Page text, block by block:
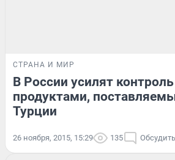
СТРАНА И МИР
В России усилят
продуктами,
Турции
26 ноября, 2015, 15:29 135 Обсудить